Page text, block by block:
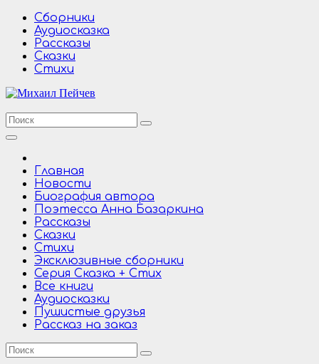
Перейти
содержимому
Сборники
Аудиосказка
Рассказы
Сказки
Стихи
Главная
Новости
Биография автора
Поэтесса Анна Базаркина
Рассказы
Сказки
Стихи
Эксклюзивные сборники
Серия Сказка + Стих
Все книги
Аудиосказки
Пушистые друзья
Рассказ на заказ